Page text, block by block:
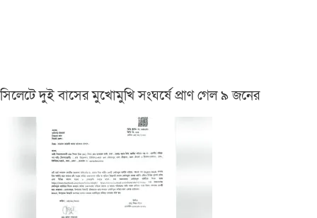
সিলেটে দুই বাসের মুখোমুখি সংঘর্ষে প্রাণ গেল ৯ জনের